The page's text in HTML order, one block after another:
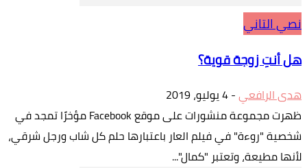
نصي التاني
هل أنتِ زوجة قوية؟
هدى الرافعي-4 يوليو، 2019
ظهرت مجموعة منشورات على موقع Facebook مؤخرًا تمجد في
شخصية "روءة" في فيلم العار باعتبارها حلم كل شاب ورجل شرقي،
لأنها مطيعة، وتعتبر "كمال"...